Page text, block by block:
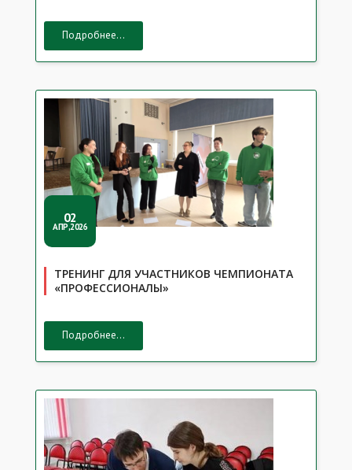
Подробнее...
02
АПР,2026
ТРЕНИНГ ДЛЯ УЧАСТНИКОВ ЧЕМПИОНАТА
«ПРОФЕССИОНАЛЫ»
Подробнее...